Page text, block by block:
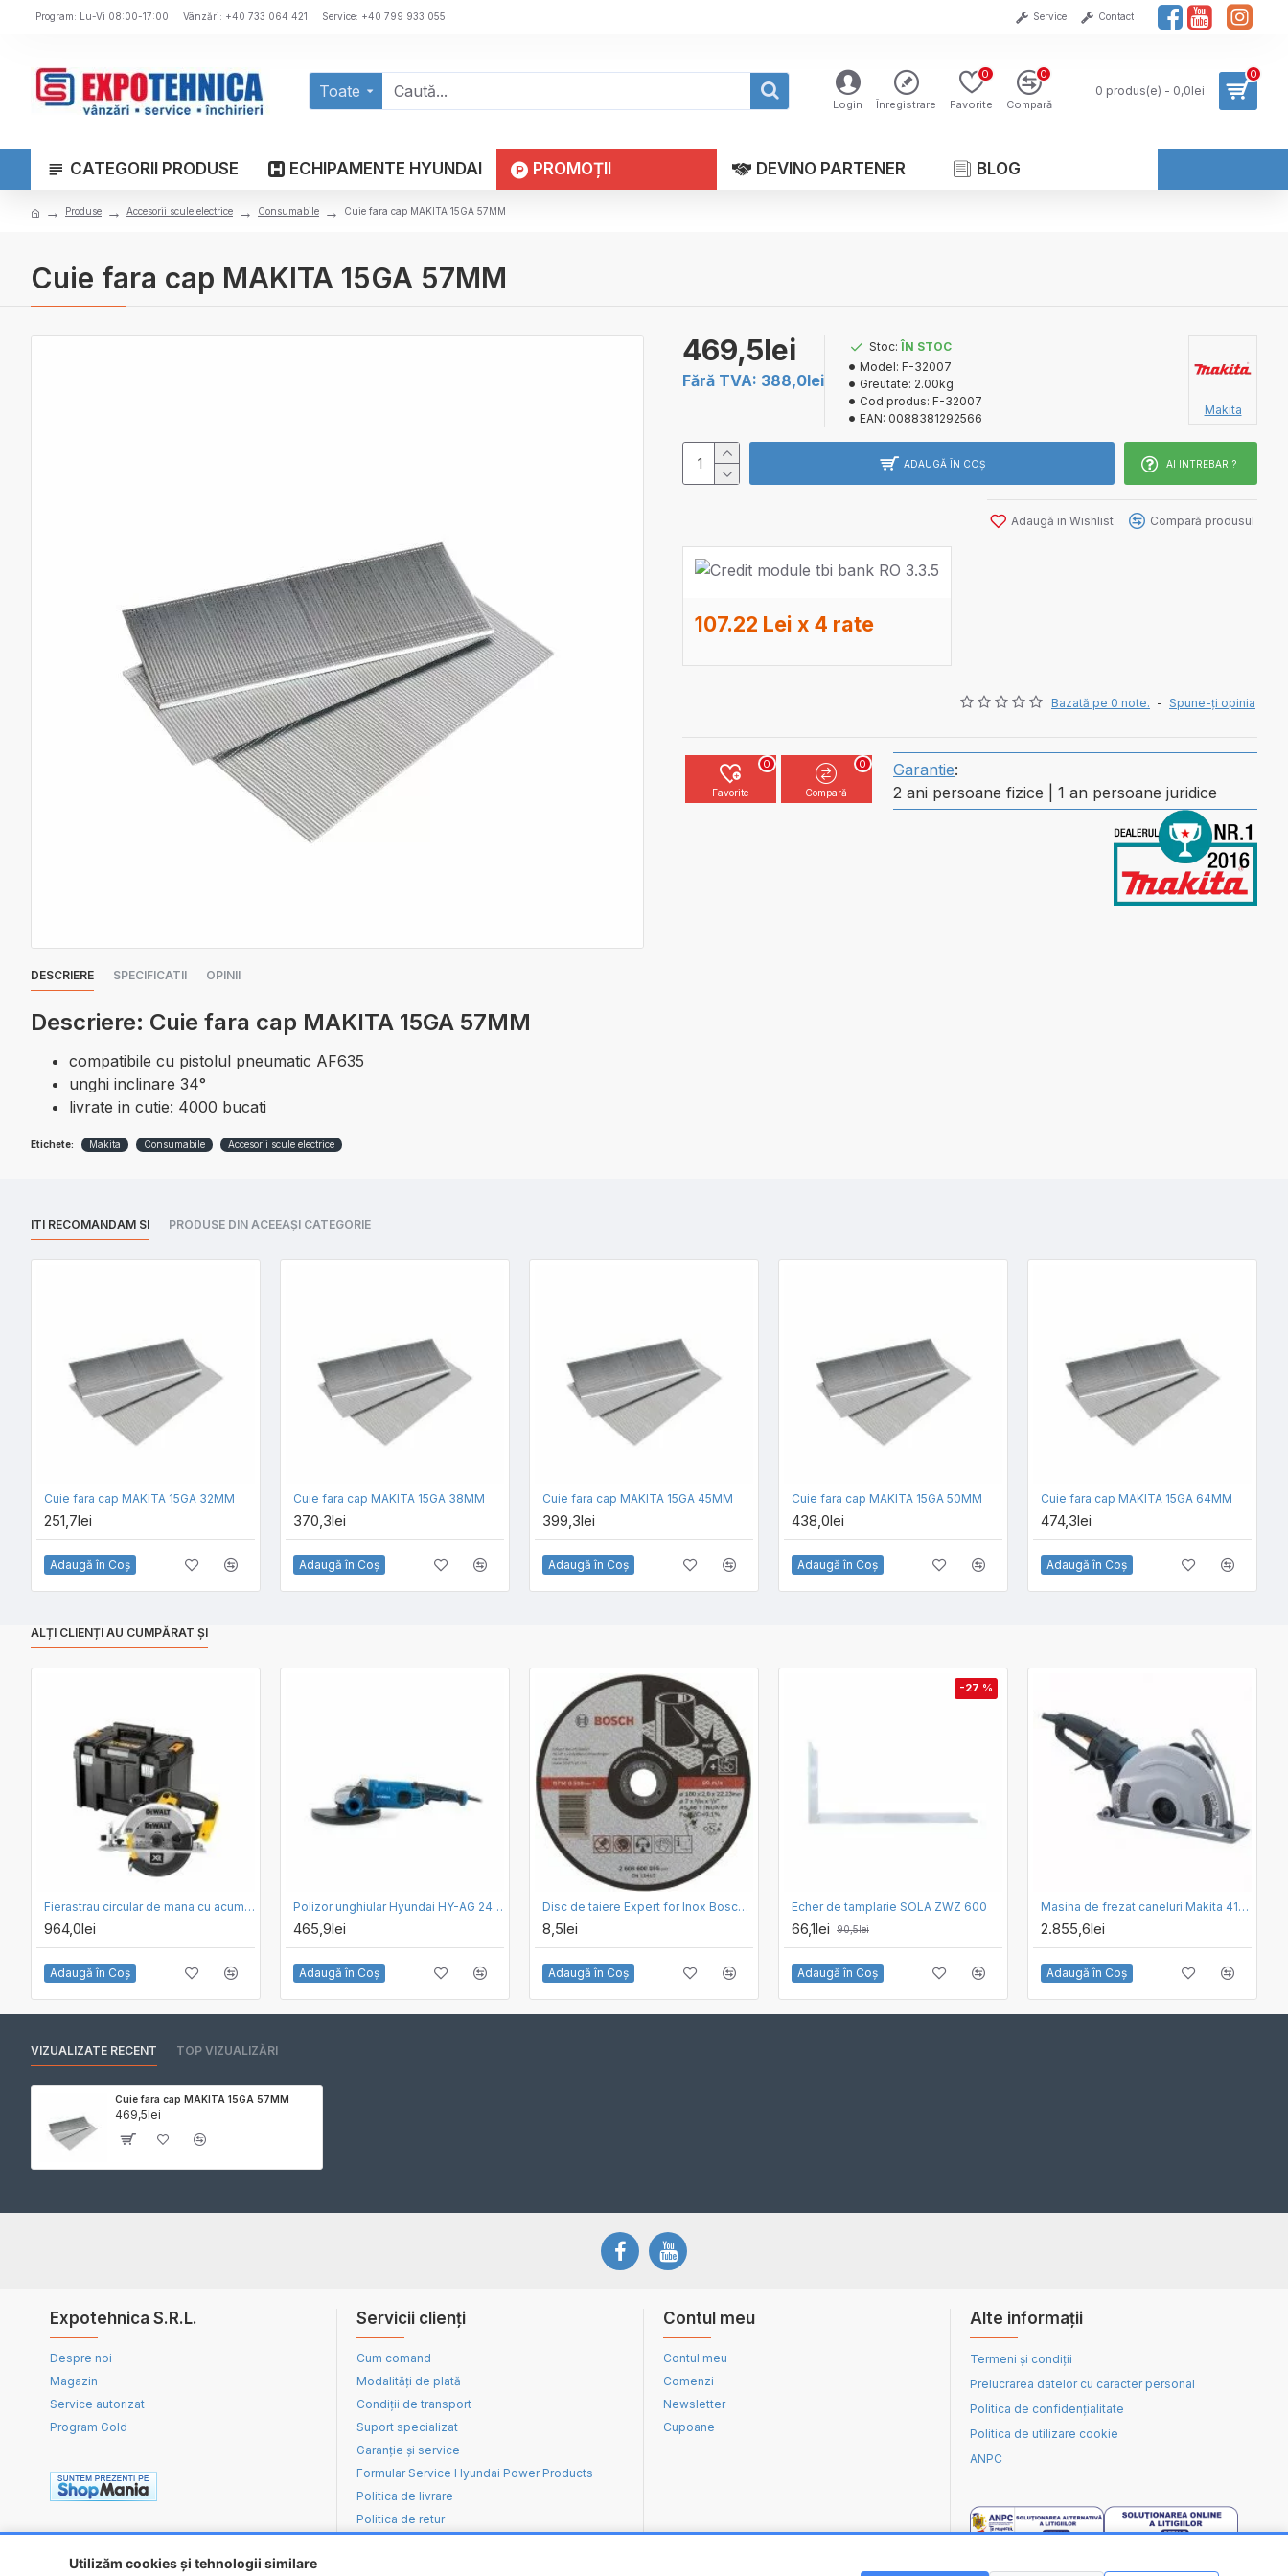
Utilizăm cookies și tehnologii similare
Program: Lu-Vi 08:00-17:00 Vânzări: +40 733 064 421 Service: +40 799 933 055 Service Contact
Toate
Login Înregistrare Favorite
0
Compară
0
0 produs(e) - 0,0lei
0
CATEGORII PRODUSE ECHIPAMENTE HYUNDAI PROMOȚII DEVINO PARTENER BLOG
Produse Accesorii scule electrice Consumabile Cuie fara cap MAKITA 15GA 57MM
Cuie fara cap MAKITA 15GA 57MM
Bazată pe 0 note. - Spune-ţi opinia
469,5lei
Fără TVA: 388,0lei
Stoc: ÎN STOC
Model: F-32007
Greutate: 2.00kg
Cod produs: F-32007
EAN: 0088381292566
Makita
ADAUGĂ ÎN COŞ AI INTREBARI?
Adaugă in Wishlist Compară produsul
107.22 Lei x 4 rate
Favorite
0
Compară
0 Garantie:
2 ani persoane fizice | 1 an persoane juridice
DESCRIERE SPECIFICATII OPINII
Descriere: Cuie fara cap MAKITA 15GA 57MM
compatibile cu pistolul pneumatic AF635
unghi inclinare 34°
livrate in cutie: 4000 bucati
Etichete: Makita Consumabile Accesorii scule electrice
ITI RECOMANDAM SI PRODUSE DIN ACEEAȘI CATEGORIE
Cuie fara cap MAKITA 15GA 32MM
251,7lei
Adaugă în Coş
Cuie fara cap MAKITA 15GA 38MM
370,3lei
Adaugă în Coş
Cuie fara cap MAKITA 15GA 45MM
399,3lei
Adaugă în Coş
Cuie fara cap MAKITA 15GA 50MM
438,0lei
Adaugă în Coş
Cuie fara cap MAKITA 15GA 64MM
474,3lei
Adaugă în Coş
ALȚI CLIENȚI AU CUMPĂRAT ȘI
Fierastrau circular de mana cu acumulator 18V DeWalt DCS391NT-XJ, motor fara perii, panza de 165 mm, valiza Tstak, livrat fara acumulator si incarcator
964,0lei
Adaugă în Coş
Polizor unghiular Hyundai HY-AG 24-230 U, 2400w, diametru disc 230 mm, 6000 rpm
465,9lei
Adaugă în Coş
Disc de taiere Expert for Inox Bosch 180 x 2.0
8,5lei
Adaugă în Coş
-27 %
Echer de tamplarie SOLA ZWZ 600
66,1lei 90,5lei
Adaugă în Coş
Masina de frezat caneluri Makita 4112HS
2.855,6lei
Adaugă în Coş
VIZUALIZATE RECENT TOP VIZUALIZĂRI
Cuie fara cap MAKITA 15GA 57MM
469,5lei
Expotehnica S.R.L.
Despre noi
Magazin
Service autorizat
Program Gold
Servicii clienți
Cum comand
Modalități de plată
Condiții de transport
Suport specializat
Garanție și service
Formular Service Hyundai Power Products
Politica de livrare
Politica de retur
Contul meu
Contul meu
Comenzi
Newsletter
Cupoane
Alte informații
Termeni și condiții
Prelucrarea datelor cu caracter personal
Politica de confidențialitate
Politica de utilizare cookie
ANPC